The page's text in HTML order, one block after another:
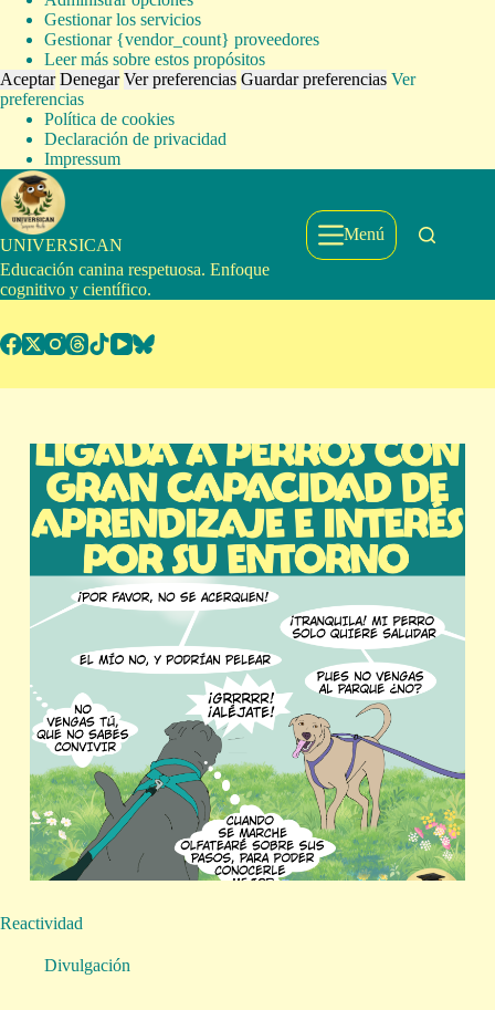
Gestionar los servicios
Gestionar {vendor_count} proveedores
Leer más sobre estos propósitos
Aceptar Denegar Ver preferencias Guardar preferencias Ver
preferencias
Política de cookies
Declaración de privacidad
Impressum
Saltar
al
contenido
UNIVERSICAN
Educación canina respetuosa. Enfoque
cognitivo y científico.
Menú
Reactividad
Divulgación